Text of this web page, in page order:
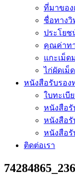
ที่มาของ
ชื่อทางวิ
ประโยช
คุณค่าท
แกะเม็ด
ไก่ผัดเม็
หนังสือรับรอง
ใบทะเบี
หนังสือรั
หนังสือรั
หนังสือรั
ติดต่อเรา